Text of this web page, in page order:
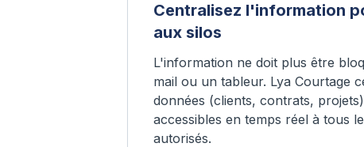
Centralisez l'information
aux silos
L'information ne doit plus être
mail ou un tableur. Lya Courtage
données (clients, contrats,
accessibles en temps réel à tous
autorisés.